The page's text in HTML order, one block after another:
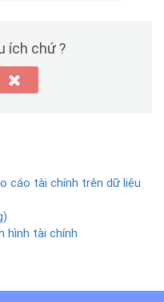
ích chứ ?
cáo tài chính trên dữ liệu
hình tài chính